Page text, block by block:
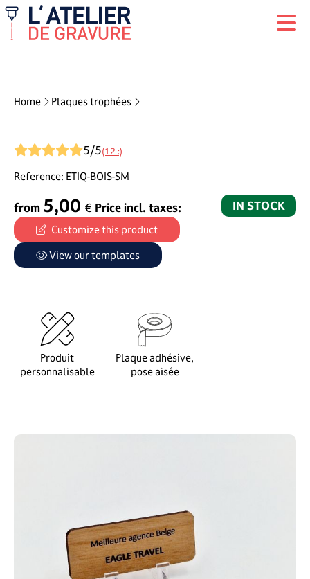
Home Plaques trophées
5/5(12 :)
Reference: ETIQ-BOIS-SM
from 5,00 € Price incl. taxes: IN STOCK
Customize this product
View our templates
Produit
personnalisable
Plaque adhésive,
pose aisée
réinitialiser ma